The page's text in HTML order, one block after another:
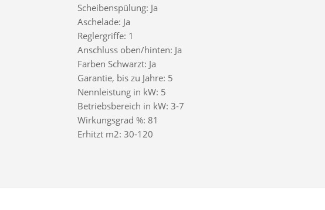
Scheibenspülung: Ja
Aschelade: Ja
Reglergriffe: 1
Anschluss oben/hinten: Ja
Farben Schwarzt: Ja
Garantie, bis zu Jahre: 5
Nennleistung in kW: 5
Betriebsbereich in kW: 3-7
Wirkungsgrad %: 81
Erhitzt m2: 30-120